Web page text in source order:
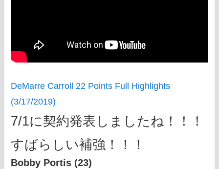
DeMarre Carroll 22 Points Full Highlights
(3/17/2019)
7/1に契約発表しましたね！！！
すばらしい補強！！！
Bobby Portis (23)